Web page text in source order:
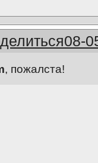
08-
, пожалста!